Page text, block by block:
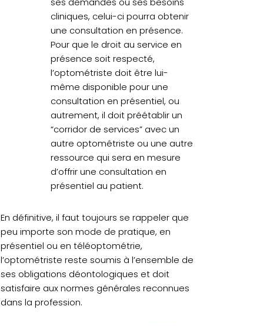
cliniques, celui-ci pourra obtenir
une consultation en présence.
Pour que le droit au service en
présence soit respecté,
l’optométriste doit être lui-
même disponible pour une
consultation en présentiel, ou
autrement, il doit préétablir un
“corridor de services” avec un
autre optométriste ou une autre
ressource qui sera en mesure
d’offrir une consultation en
présentiel au patient.
En définitive, il faut toujours se rappeler que
peu importe son mode de pratique, en
présentiel ou en téléoptométrie,
l’optométriste reste soumis à l’ensemble de
ses obligations déontologiques et doit
satisfaire aux normes générales reconnues
dans la profession.